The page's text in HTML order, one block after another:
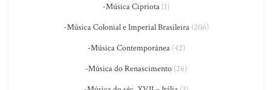
-Música Cipriota (1)
-Música Colonial e Imperial Brasileira(206)
-Música Contemporânea(42)
-Música do Renascimento (26)